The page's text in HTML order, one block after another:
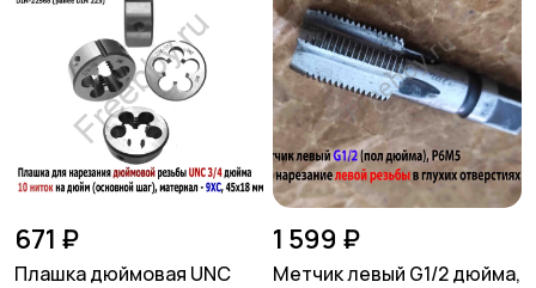
671 ₽
Плашка дюймовая UNC
1 599 ₽
Метчик левый G1/2 дюйма,